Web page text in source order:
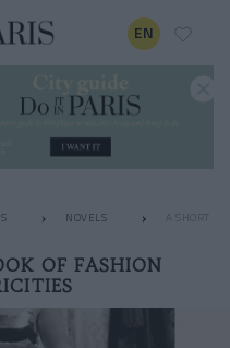
EN
NOVELS A SHORT
OF FASHION